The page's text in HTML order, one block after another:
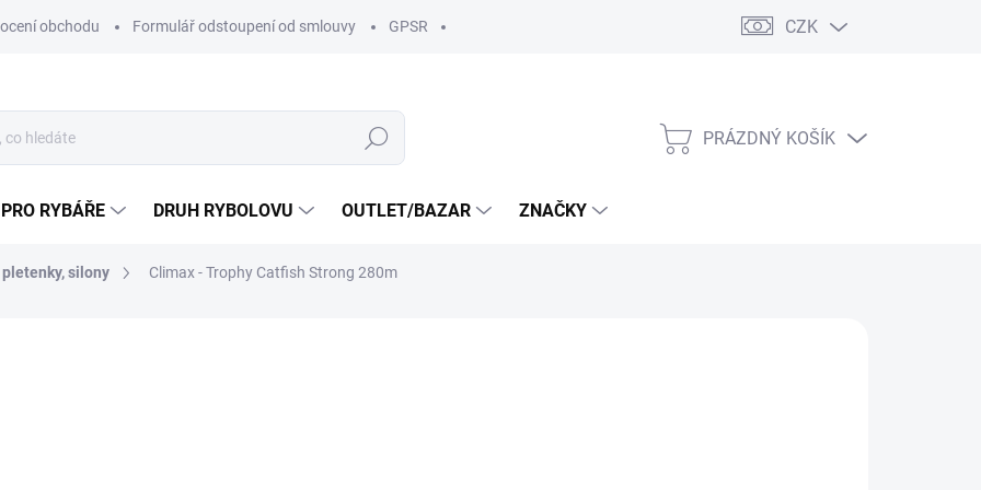
obchodu Formulář odstoupení od smlouvy GPSR CZK
Hledat
NÁKUPNÍ
PRÁZDNÝ KOŠÍK
RYBÁŘE DRUH RYBOLOVU OUTLET/BAZAR ZNAČKY
silony Climax - Trophy Catfish Strong 280m